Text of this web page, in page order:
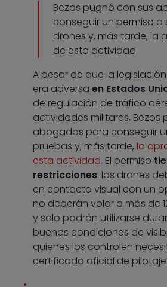
Bezos pugnó con sus
conseguir un permiso a
drones y, más tarde, la
de esta actividad
A pesar de que la
era adversa en Estados
de regulación de tráfico
actividades militares, Bezos
abogados para conseguir
pruebas y, más tarde, la
esta actividad. El permiso
restricciones: los drones
en contacto visual con un
no deberán volar a más de
y solo podrán utilizarse
buenas condiciones de
quienes los controlen
certificado oficial de pilotaje.